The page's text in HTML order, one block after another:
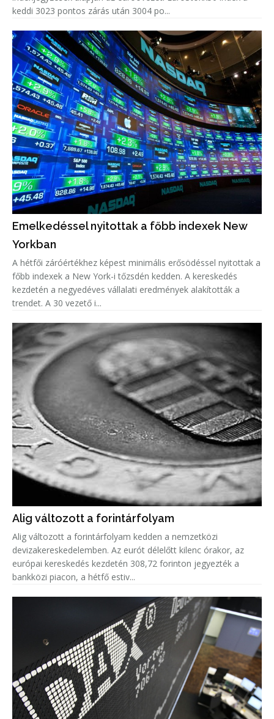
keddi 3023 pontos zárás után 3004 po...
Emelkedéssel nyitottak a főbb indexek New
Yorkban
A hétfői záróértékhez képest minimális erősödéssel nyitottak a
főbb indexek a New York-i tőzsdén kedden. A kereskedés
kezdetén a negyedéves vállalati eredmények alakították a
trendet. A 30 vezető i...
Alig változott a forintárfolyam
Alig változott a forintárfolyam kedden a nemzetközi
devizakereskedelemben. Az eurót délelőtt kilenc órakor, az
európai kereskedés kezdetén 308,72 forinton jegyezték a
bankközi piacon, a hétfő estiv...